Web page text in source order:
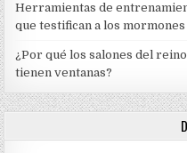
Herramientas de
que testifican a los
¿Por qué los salones del
tienen ventanas?